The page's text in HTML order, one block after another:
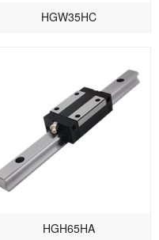
HGW35HC
HGH65HA